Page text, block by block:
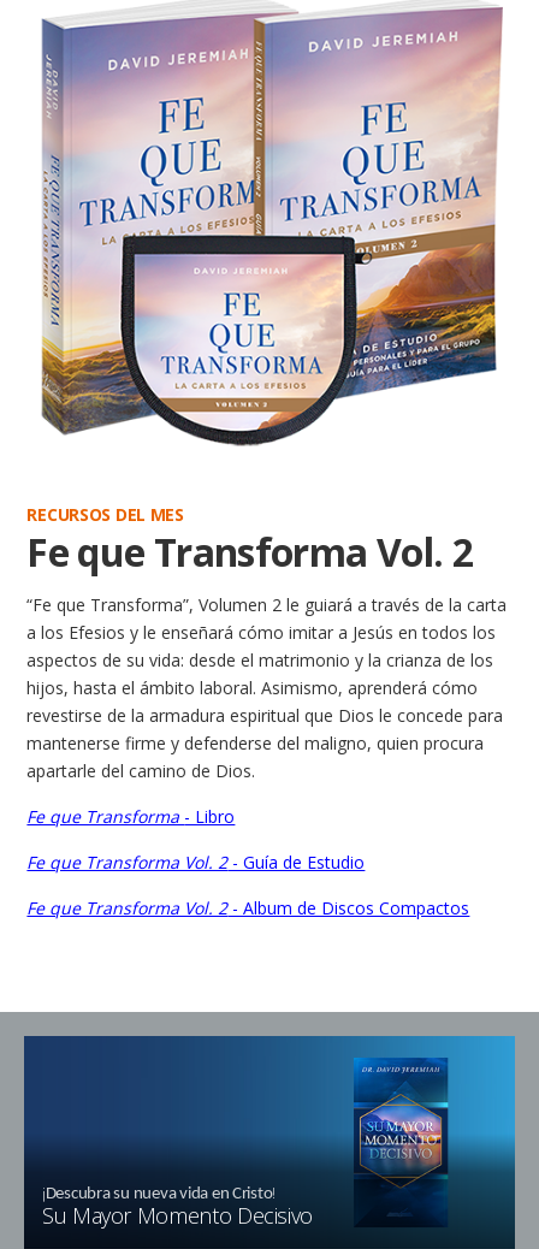
RECURSOS DEL MES
Fe que Transforma Vol. 2
“Fe que Transforma”, Volumen 2 le guiará a través de la carta
a los Efesios y le enseñará cómo imitar a Jesús en todos los
aspectos de su vida: desde el matrimonio y la crianza de los
hijos, hasta el ámbito laboral. Asimismo, aprenderá cómo
revestirse de la armadura espiritual que Dios le concede para
mantenerse firme y defenderse del maligno, quien procura
apartarle del camino de Dios.
Fe que Transforma - Libro
Fe que Transforma Vol. 2- Guía de Estudio
Fe que Transforma Vol. 2- Album de Discos Compactos
¡Descubra su nueva vida en Cristo!
Su Mayor Momento Decisivo